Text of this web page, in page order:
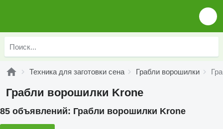
Техника для заготовки сена Грабли ворошилки
Грабли ворошилки Krone
85 объявлений: Грабли ворошилки Krone